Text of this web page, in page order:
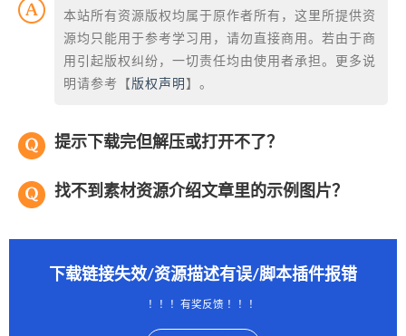
本站所有资源版权均属于原作者所有，这里所提供资
源均只能用于参考学习用，请勿直接商用。若由于商
用引起版权纠纷，一切责任均由使用者承担。更多说
明请参考【 版权声明 】。
提示下载完但解压或打开不了？
找不到素材资源介绍文章里的示例图片？
下载链接失效/资源描述有误/脚本插件报错
！！！有奖反馈 ！！！